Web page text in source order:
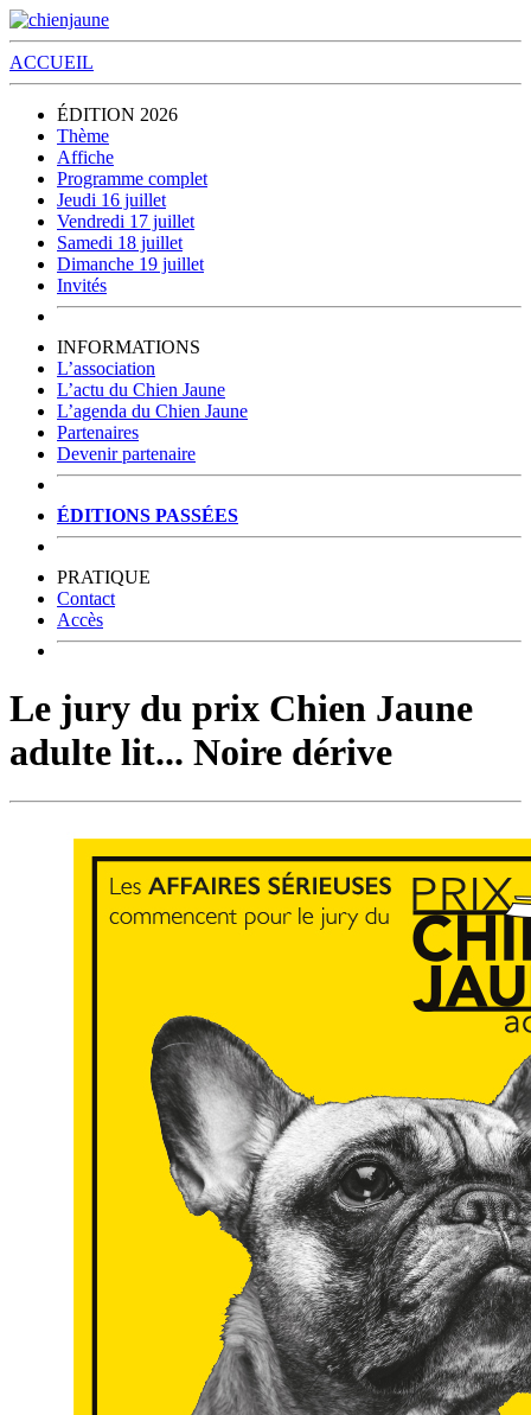
ACCUEIL
ÉDITION 2026
Thème
Affiche
Programme complet
Jeudi 16 juillet
Vendredi 17 juillet
Samedi 18 juillet
Dimanche 19 juillet
Invités
INFORMATIONS
L’association
L’actu du Chien Jaune
L’agenda du Chien Jaune
Partenaires
Devenir partenaire
ÉDITIONS PASSÉES
PRATIQUE
Contact
Accès
Le jury du prix Chien Jaune
adulte lit... Noire dérive